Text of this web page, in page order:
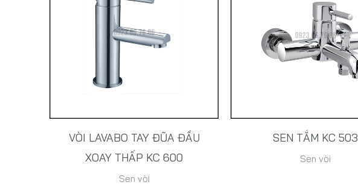
VÒI LAVABO TAY ĐŨA ĐẦU
XOAY THẤP KC 600
Sen vòi
SEN TẮM KC 503
Sen vòi